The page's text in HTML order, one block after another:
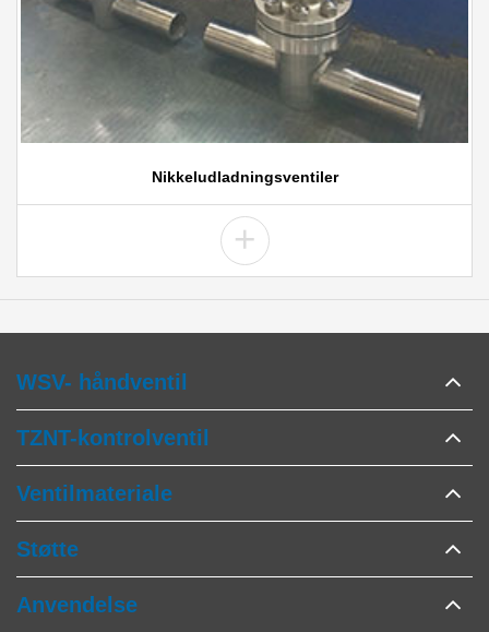
Nikkeludladningsventiler
+
WSV- håndventil
TZNT-kontrolventil
Ventilmateriale
Støtte
Anvendelse